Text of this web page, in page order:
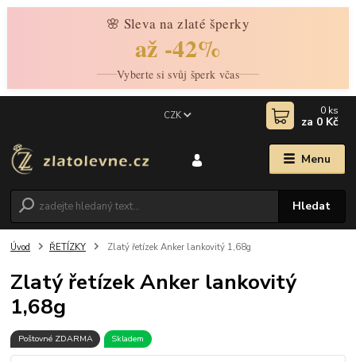
🌸 Sleva na zlaté šperky
až -42%
Vyberte si svůj šperk včas
Menu
CZK
Hledat
0 ks
za 0 Kč
Úvod ŘETÍZKY Zlatý řetízek Anker lankovitý 1,68g
Zlatý řetízek Anker lankovitý
1,68g
Poštovné ZDARMA Skladem